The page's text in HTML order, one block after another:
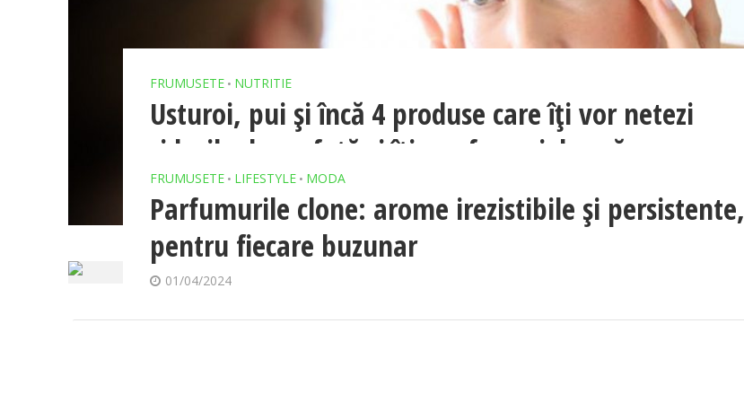
FRUMUSETE • NUTRITIE
Usturoi, pui și încă 4 produse care îți vor netezi
ridurile de pe față și îți vor face pielea să
strălucească
19/04/2024
FRUMUSETE • LIFESTYLE • MODA
Parfumurile clone: arome irezistibile și persistente,
pentru fiecare buzunar
01/04/2024